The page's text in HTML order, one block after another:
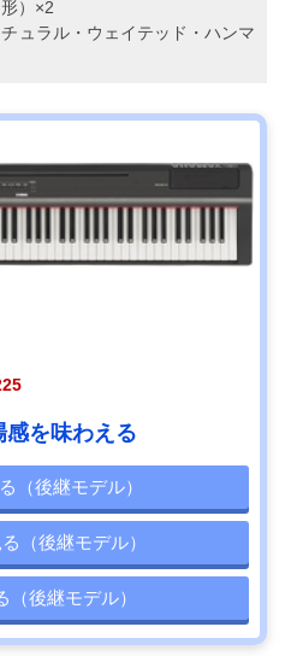
）×2
ュラル・ウェイテッド・ハンマ
感を味わえる
（後継モデル）
（後継モデル）
（後継モデル）